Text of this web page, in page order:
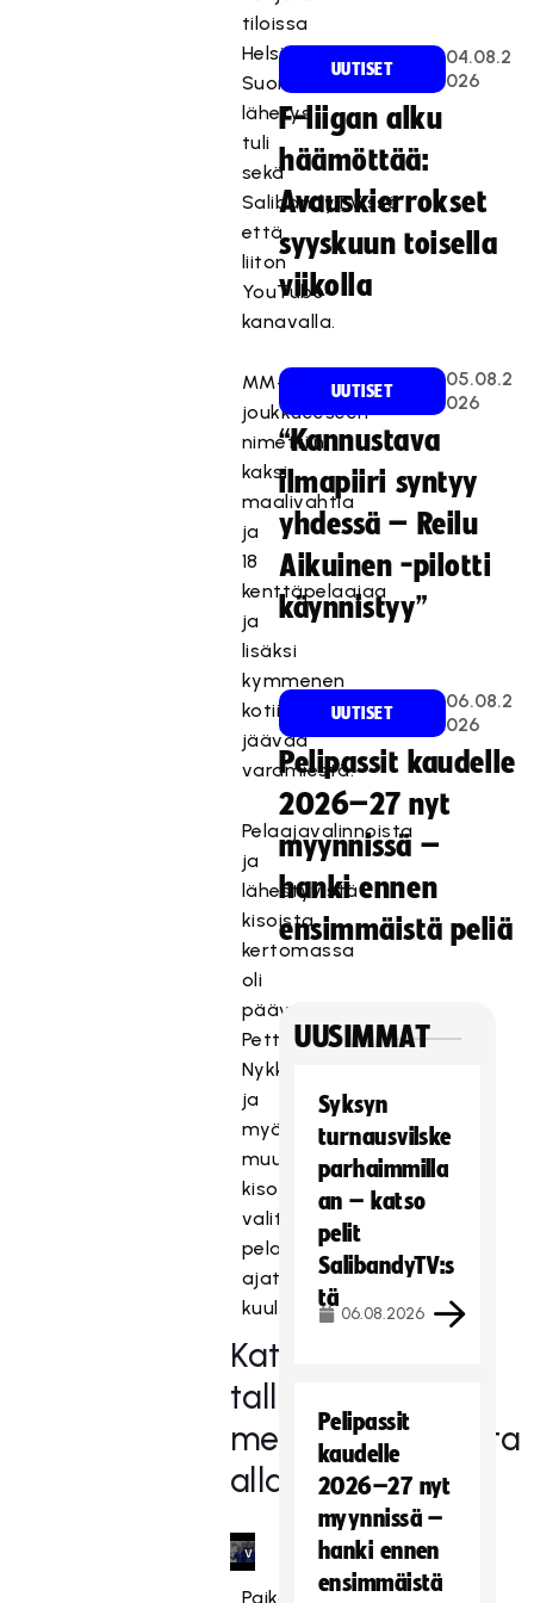
tiloissa
Helsingissä.
Suora
lähetys
tuli
sekä
SalibandyTV:ssä
että
liiton
YouTube-
kanavalla.
MM-
joukkueeseen
nimettiin
kaksi
maalivahtia
ja
18
kenttäpelaajaa
ja
lisäksi
kymmenen
kotiin
jäävää
varamiestä.
Pelaajavalinnoista
ja
lähestyvistä
kisoista
kertomassa
oli
päävalmentaja
Petteri
Nykky
ja
myös
muutamien
kisoihin
valittujen
pelaajien
ajatuksia
kuultiin.
Katso
tallenne
mediatilaisuudesta
alla
m
ä
s
i
s
ä
l
t
n
e
s
t
e
t
t
y
k
o
s
k
a
s
v
Paikalla
UUTISET
04.08.2
026
F-liigan alku
häämöttää:
Avauskierrokset
syyskuun toisella
viikolla
UUTISET
05.08.2
026
“Kannustava
ilmapiiri syntyy
yhdessä – Reilu
Aikuinen -pilotti
käynnistyy”
UUTISET
06.08.2
026
Pelipassit kaudelle
2026–27 nyt
myynnissä –
hanki ennen
ensimmäistä peliä
UUSIMMAT
Syksyn
turnausvilske
parhaimmilla
an – katso
pelit
SalibandyTV:s
tä
06.08.2026
Pelipassit
kaudelle
2026–27 nyt
myynnissä –
hanki ennen
ensimmäistä